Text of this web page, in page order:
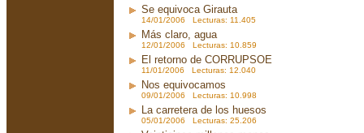
Se equivoca Girauta
14/01/2006 Lecturas: 11.405
Más claro, agua
12/01/2006 Lecturas: 10.859
El retorno de CORRUPSOE
11/01/2006 Lecturas: 12.040
Nos equivocamos
09/01/2006 Lecturas: 10.998
La carretera de los huesos
05/01/2006 Lecturas: 25.206